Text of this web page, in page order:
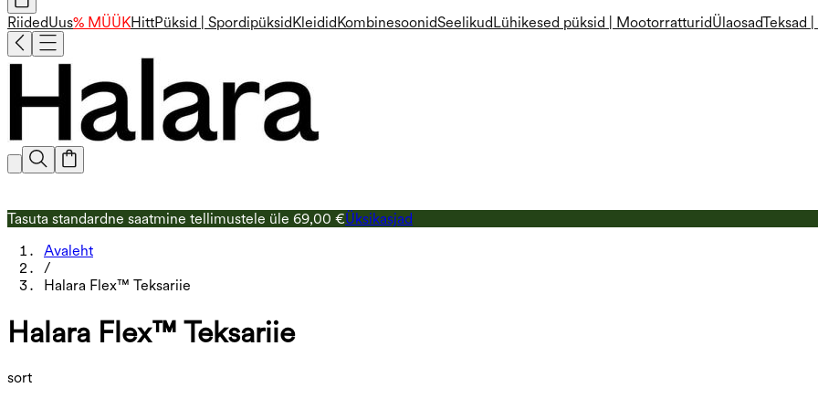
RiidedUus% MÜÜKHittPüksid | SpordipüksidKleididKombinesoonidSeelikudLühikesed püksid | MootorratturidÜlaosadTeksad
Tasuta standardne saatmine tellimustele üle 69,00 €Üksikasjad
Avaleht
/
Halara Flex™ Teksariie
Halara Flex™ Teksariie
sort